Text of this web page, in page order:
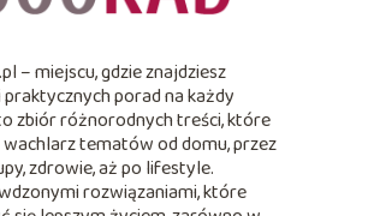
– miejscu, gdzie znajdziesz
porad na każdy
zbiór różnorodnych treści, które
tematów od domu, przez
zdrowie, aż po lifestyle.
rozwiązaniami, które